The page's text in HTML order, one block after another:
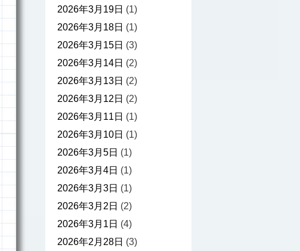
2026年3月19日 (1)
2026年3月18日 (1)
2026年3月15日 (3)
2026年3月14日 (2)
2026年3月13日 (2)
2026年3月12日 (2)
2026年3月11日 (1)
2026年3月10日 (1)
2026年3月5日 (1)
2026年3月4日 (1)
2026年3月3日 (1)
2026年3月2日 (2)
2026年3月1日 (4)
2026年2月28日 (3)